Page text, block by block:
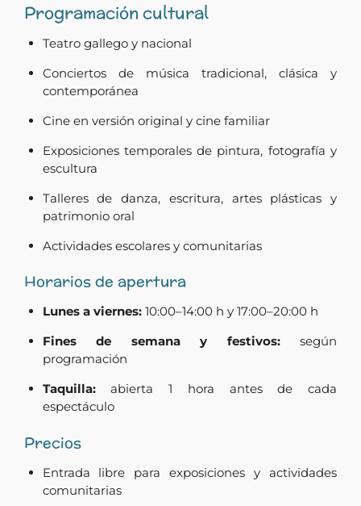
Programación cultural
Teatro gallego y nacional
Conciertos de música tradicional, clásica y
contemporánea
Cine en versión original y cine familiar
Exposiciones temporales de pintura, fotografía y
escultura
Talleres de danza, escritura, artes plásticas y
patrimonio oral
Actividades escolares y comunitarias
Horarios de apertura
Lunes a viernes:10:00–14:00 h y 17:00–20:00 h
Fines de semana y festivos:según
programación
Taquilla:abierta 1 hora antes de cada
espectáculo
Precios
Entrada libre para exposiciones y actividades
comunitarias